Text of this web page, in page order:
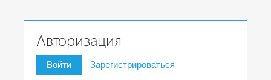
Авторизация
Войти Зарегистрироваться